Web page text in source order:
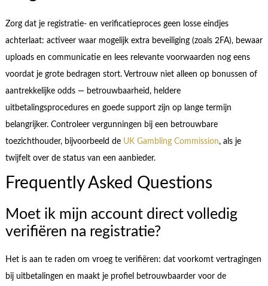
Zorg dat je registratie- en verificatieproces geen losse eindjes
achterlaat: activeer waar mogelijk extra beveiliging (zoals 2FA), bewaar
uploads en communicatie en lees relevante voorwaarden nog eens
voordat je grote bedragen stort. Vertrouw niet alleen op bonussen of
aantrekkelijke odds — betrouwbaarheid, heldere
uitbetalingsprocedures en goede support zijn op lange termijn
belangrijker. Controleer vergunningen bij een betrouwbare
toezichthouder, bijvoorbeeld de UK Gambling Commission, als je
twijfelt over de status van een aanbieder.
Frequently Asked Questions
Moet ik mijn account direct volledig
verifiëren na registratie?
Het is aan te raden om vroeg te verifiëren: dat voorkomt vertragingen
bij uitbetalingen en maakt je profiel betrouwbaarder voor de